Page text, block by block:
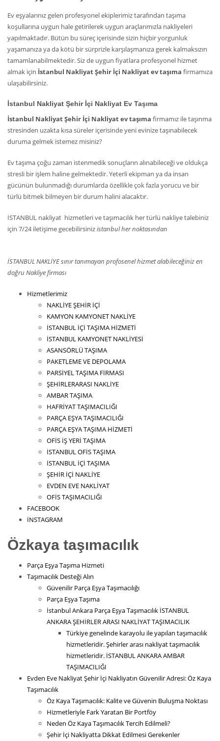
Ev eşyalarınız gelen profesyonel ekiplerimiz tarafından taşıma
koşullarına uygun hale getirilerek uygun araçlarımızla nakliyeleri
yapılmaktadır. Bütün bu süreç içerisinde sizin hiçbir yorgunluk
yaşamanıza ya da kötü bir sürprizle karşılaşmanıza gerek kalmaksızın
tamamlanabilmektedir. Siz de uygun fiyatlara profesyonel hizmet
almak için İstanbul Nakliyat Şehir İçi Nakliyat ev taşıma firmamıza
ulaşabilirsiniz.
İstanbul Nakliyat Şehir İçi Nakliyat Ev Taşıma
İstanbul Nakliyat Şehir İçi Nakliyat ev taşıma firmamız ile taşınma
stresinden uzakta kısa süreler içerisinde yeni evinize taşınabilecek
duruma gelmek istemez misiniz?
Ev taşıma çoğu zaman istenmedik sonuçların alınabileceği ve oldukça
stresli bir işlem haline gelmektedir. Yeterli ekipman ya da insan
gücünün bulunmadığı durumlarda özellikle çok fazla yorucu ve bir
türlü bitmek bilmeyen bir durum halini alacaktır.
İSTANBUL nakliyat hizmetleri ve taşımacılık her türlü nakliye talebiniz
için 7/24 iletişime gecebilirsinizistanbul her noktasından
İSTANBUL NAKLİYE sınır tanımayan profosenel hizmet alabileceğiniz en
doğru Nakliye firması
Hizmetlerimiz
NAKLİYE ŞEHİR İÇİ
KAMYON KAMYONET NAKLİYE
İSTANBUL İÇİ TAŞIMA HİZMETİ
İSTANBUL KAMYONET NAKLİYESİ
ASANSÖRLÜ TAŞIMA
PAKETLEME VE DEPOLAMA
PARSİYEL TAŞIMA FİRMASI
ŞEHİRLERARASI NAKLİYE
AMBAR TAŞIMA
HAFRİYAT TAŞIMACILIĞI
PARÇA EŞYA TAŞIMACILIĞI
PARÇA EŞYA TAŞIMA HİZMETİ
OFİS İŞ YERİ TAŞIMA
İSTANBUL OFİS TAŞIMA
İSTANBUL İÇİ TAŞIMA
ŞEHİR İÇİ NAKLİYE
EVDEN EVE NAKLİYAT
OFİS TAŞIMACILIĞI
FACEBOOK
İNSTAGRAM
Özkaya taşımacılık
Parça Eşya Taşıma Hizmeti
Taşımacılık Desteği Alın
Güvenilir Parça Eşya Taşımacılığı
Parça Eşya Taşıma
İstanbul Ankara Parça Eşya Taşımacılık İSTANBUL
ANKARA ŞEHİRLER ARASI NAKLİYAT TAŞIMACILIK
Türkiye genelinde karayolu ile yapılan taşımacılık
hizmetleridir. Şehirler arası nakliyat taşımacılık
hizmetleridir. İSTANBUL ANKARA AMBAR
TAŞIMACILIĞI
Evden Eve Nakliyat Şehir İçi Nakliyatın Güvenilir Adresi: Öz Kaya
Taşımacılık
Öz Kaya Taşımacılık: Kalite ve Güvenin Buluşma Noktası
Hizmetleriyle Fark Yaratan Bir Portföy
Neden Öz Kaya Taşımacılık Tercih Edilmeli?
Şehir İçi Nakliyatta Dikkat Edilmesi Gerekenler